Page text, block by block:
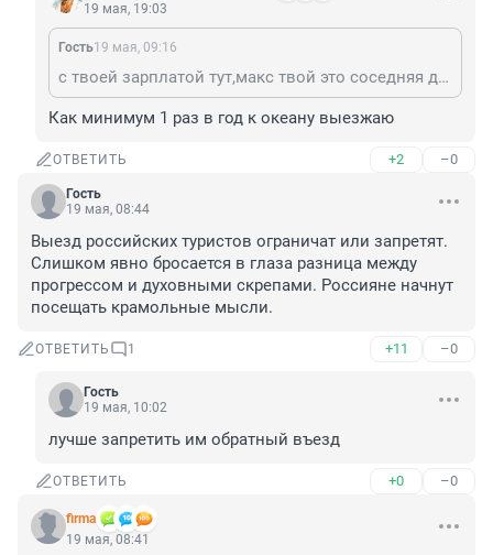
19 мая, 19:03
Гость19 мая, 09:16
с твоей зарплатой тут,макс твой это соседняя деревня..
Как минимум 1 раз в год к океану выезжаю
ОТВЕТИТЬ +2 –0
Гость
19 мая, 08:44
Выезд российских туристов ограничат или запретят.
Слишком явно бросается в глаза разница между
прогрессом и духовными скрепами. Россияне начнут
посещать крамольные мысли.
ОТВЕТИТЬ 1 +11 –0
Гость
19 мая, 10:02
лучше запретить им обратный въезд
ОТВЕТИТЬ +0 –0
firma
19 мая, 08:41